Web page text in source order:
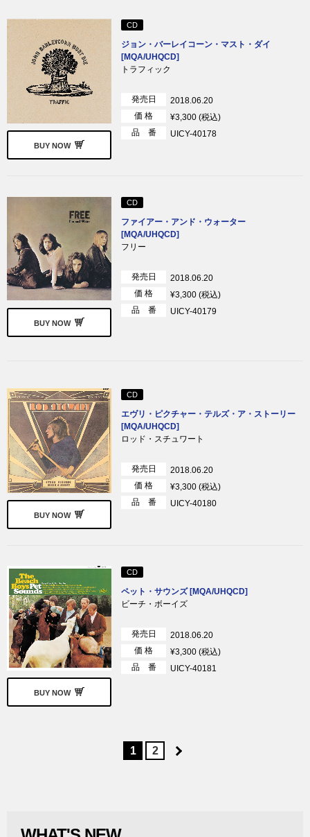
BUY NOW
CD
ジョン・バーレイコーン・マスト・ダイ
[MQA/UHQCD]
トラフィック
発売日
2018.06.20
価 格
¥3,300 (税込)
品 番
UICY-40178
BUY NOW
CD
ファイアー・アンド・ウォーター
[MQA/UHQCD]
フリー
発売日
2018.06.20
価 格
¥3,300 (税込)
品 番
UICY-40179
BUY NOW
CD
エヴリ・ピクチャー・テルズ・ア・ストーリー
[MQA/UHQCD]
ロッド・スチュワート
発売日
2018.06.20
価 格
¥3,300 (税込)
品 番
UICY-40180
BUY NOW
CD
ペット・サウンズ [MQA/UHQCD]
ビーチ・ボーイズ
発売日
2018.06.20
価 格
¥3,300 (税込)
品 番
UICY-40181
1 2